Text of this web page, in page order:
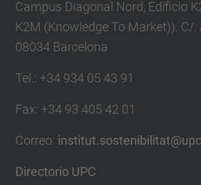
Campus Diagonal Nord, Edificio
K2M (Knowledge To Market)). C/.
08034 Barcelona
Tel. : +34 934 05 43 91
Fax: +34 93 405 42 01
Correo:
Directorio UPC